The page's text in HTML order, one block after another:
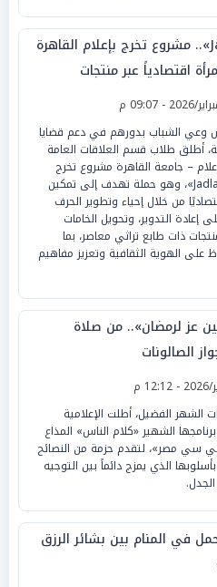
«چدلة – Jadla».. مشروع تخرج بإعلام القاهرة
اقتصادياً عبر منتجات
الشباب بدورهم في دعم قضايا
أطلق طلاب قسم العلاقات العامة
– جامعة القاهرة مشروع تخرج
بعنوان «چدلة – Jadla»، وهو حملة تهدف إلى تمكين
من خلال إحياء وتطوير الحرف
إعادة التدوير، وتحويل الخامات
ذات طابع تراثي معاصر، بما
الهوية الثقافية وتعزيز مفاهيم
عز لرمضان».. من صلاة
الصالونات
الشهر الفضيل، أطلت الإعلامية
الشهير «كلام الناس» المذاع
سي مصر»، لتقدم حزمة من النصائح
الذي يمزج دائماً بين التوجيه
في المنام بين بشائر الرزق